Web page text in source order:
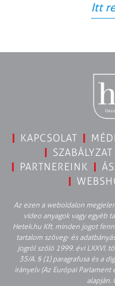
Itt
KAPCSOLAT
PARTNEREINK
Az ezen a weboldalon
video anyagok vagy egyéb
Hetek.hu Kft. minden jogot
tartalom szöveg- és
jogról szóló 1999. évi LXXVI.
35/A. § (1) paragrafusa és a
irányelv (Az Európai Parlament
alapján.